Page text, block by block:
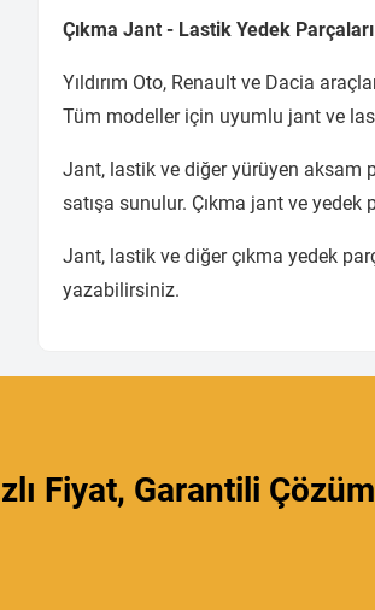
Çıkma Jant - Lastik Yedek Parçaları
Yıldırım Oto, Renault ve Dacia
Tüm modeller için uyumlu jant ve
Jant, lastik ve diğer yürüyen aksam
satışa sunulur. Çıkma jant ve
Jant, lastik ve diğer çıkma yedek
yazabilirsiniz.
Fiyat, Garantili